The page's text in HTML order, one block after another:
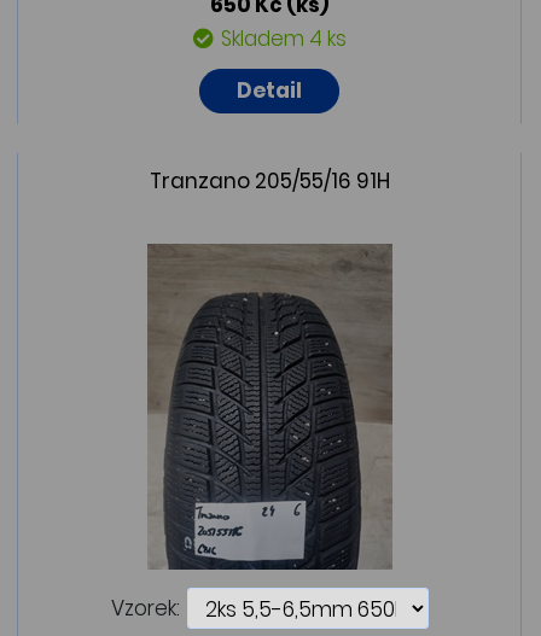
Skladem 4 ks
Detail
Tranzano 205/55/16 91H
Vzorek: